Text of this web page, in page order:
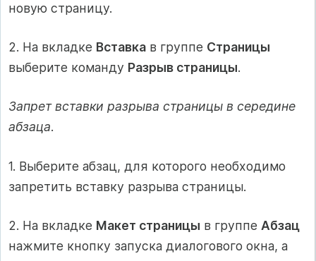
новую страницу.
2. На вкладке Вставка в группе Страницы
выберите команду Разрыв страницы.
Запрет вставки разрыва страницы в середине
абзаца.
1. Выберите абзац, для которого необходимо
запретить вставку разрыва страницы.
2. На вкладке Макет страницы в группе Абзац
нажмите кнопку запуска диалогового окна, а